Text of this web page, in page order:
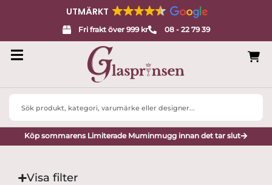
UTMÄRKT
Fri frakt över 999 kr 08 - 22 79 39
Search
Köp sommarens Limiterade Muminmugg innan det tar slut
Visa filter